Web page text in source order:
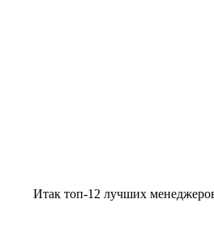
Итак топ-12 лучших